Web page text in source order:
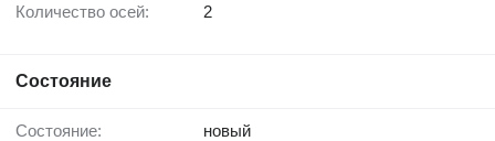
Количество осей: 2
Состояние
Состояние: новый